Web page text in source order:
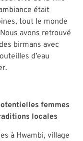
était
tout le monde
avons retrouvé
birmans avec
d’eau
femmes
locales
à Hwambi, village